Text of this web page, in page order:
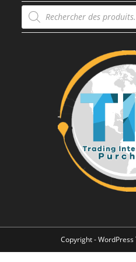
Recherche
de
produits
Copyright - WordPress